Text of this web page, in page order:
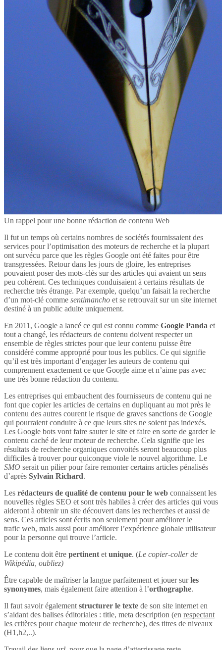
Un rappel pour une bonne rédaction de contenu Web
Il fut un temps où certains nombres de sociétés fournissaient des
services pour l’optimisation des moteurs de recherche et la plupart
ont survécu parce que les règles Google ont été faites pour être
transgressées. Retour dans les jours de gloire, les entreprises
pouvaient poser des mots-clés sur des articles qui avaient un sens
peu cohérent. Ces techniques conduisaient à certains résultats de
recherche très étrange. Par exemple, quelqu’un faisait la recherche
d’un mot-clé comme sentimancho et se retrouvait sur un site internet
destiné à un public adulte uniquement.
En 2011, Google a lancé ce qui est connu comme Google Panda et
tout a changé, les rédacteurs de contenu doivent respecter un
ensemble de règles strictes pour que leur contenu puisse être
considéré comme approprié pour tous les publics. Ce qui signifie
qu’il est très important d’engager les auteurs de contenu qui
comprennent exactement ce que Google aime et n’aime pas avec
une très bonne rédaction du contenu.
Les entreprises qui embauchent des fournisseurs de contenu qui ne
font que copier les articles de certains en dupliquant au mot près le
contenu des autres courent le risque de graves sanctions de Google
qui pourraient conduire à ce que leurs sites ne soient pas indexés.
Les Google bots vont faire sauter le site et faire en sorte de garder le
contenu caché de leur moteur de recherche. Cela signifie que les
résultats de recherche organiques convoités seront beaucoup plus
difficiles à trouver pour quiconque viole le nouvel algorithme. Le
SMO serait un pilier pour faire remonter certains articles pénalisés
d’après Sylvain Richard.
Les rédacteurs de qualité de contenu pour le web connaissent les
nouvelles règles SEO et sont très habiles à créer des articles qui vous
aideront à obtenir un site découvert dans les recherches et aussi de
sens. Ces articles sont écrits non seulement pour améliorer le
trafic web, mais aussi pour améliorer l’expérience globale utilisateur
pour la personne qui trouve l’article.
Le contenu doit être pertinent et unique. (Le copier-coller de
Wikipédia, oubliez)
Être capable de maîtriser la langue parfaitement et jouer surles
synonymes, mais également faire attention à l’orthographe.
Il faut savoir également structurer le texte de son site internet en
s’aidant des balises éditoriales : title, meta description (en respectant
les critères pour chaque moteur de recherche), des titres de niveaux
(H1,h2,..).